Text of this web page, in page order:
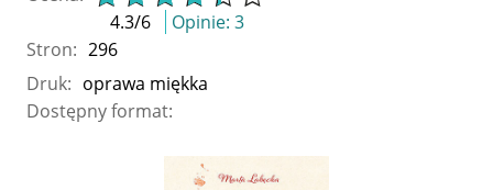
4.3/6 Opinie: 3
Stron: 296
Druk: oprawa miękka
Dostępny format: